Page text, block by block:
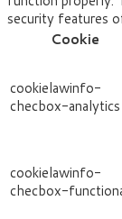
security features
Cookie
cookielawinfo-
checbox-analytics
cookielawinfo-
checbox-